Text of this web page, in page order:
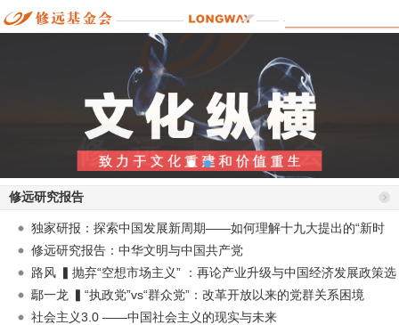
修远研究报告
独家研报：探索中国发展新周期——如何理解十九大提出的“新时
代”？
修远研究报告：中华文明与中国共产党
路风 ▍抛弃“空想市场主义” ：再论产业升级与中国经济发展政策选
择
鄢一龙 ▍“执政党”vs“群众党”：改革开放以来的党群关系困境
社会主义3.0 ——中国社会主义的现实与未来